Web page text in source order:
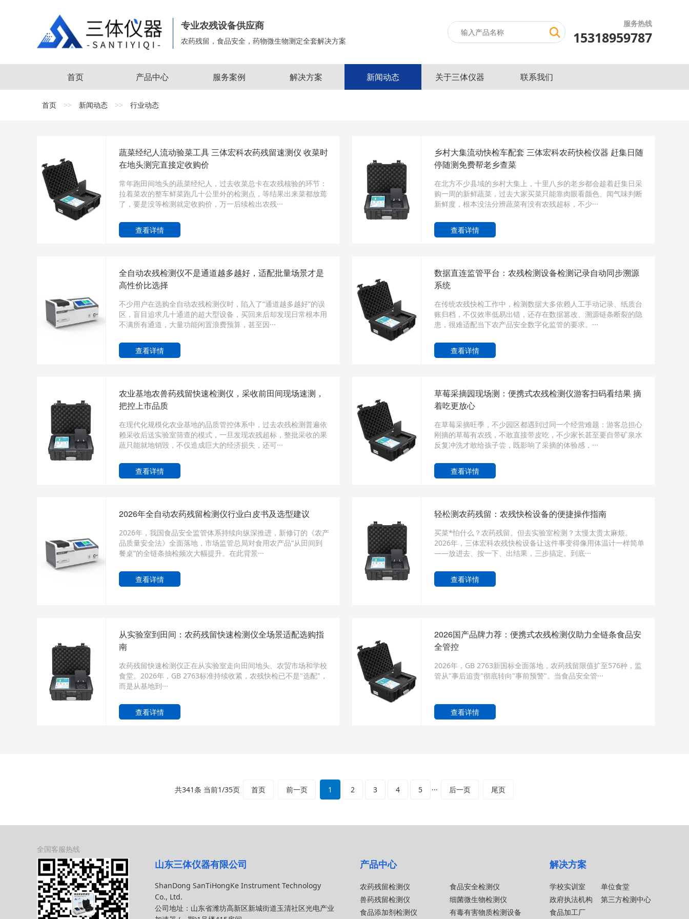
专业农残设备供应商
农药残留，食品安全，药物微生物测定全套解决方案
服务热线
15318959787
首页 产品中心 服务案例 解决方案 新闻动态 关于三体仪器 联系我们
首页 >> 新闻动态 >> 行业动态
蔬菜经纪人流动验菜工具 三体宏科农药残留速测仪 收菜时
在地头测完直接定收购价
常年跑田间地头的蔬菜经纪人，过去收菜总卡在农残核验的环节：
拉着菜农的整车鲜菜跑几十公里外的检测点，等结果出来菜都放蔫
了，要是没等检测就定收购价，万一后续检出农残···
查看详情
乡村大集流动快检车配套 三体宏科农药快检仪器 赶集日随
停随测免费帮老乡查菜
在北方不少县域的乡村大集上，十里八乡的老乡都会趁着赶集日采
购一周的新鲜蔬菜，过去大家买菜只能靠肉眼看颜色、闻气味判断
新鲜度，根本没法分辨蔬菜有没有农残超标，不少···
查看详情
全自动农残检测仪不是通道越多越好，适配批量场景才是
高性价比选择
不少用户在选购全自动农残检测仪时，陷入了“通道越多越好”的误
区，盲目追求几十通道的超大型设备，买回来后却发现日常根本用
不满所有通道，大量功能闲置浪费预算，甚至因···
查看详情
数据直连监管平台：农残检测设备检测记录自动同步溯源
系统
在传统农残快检工作中，检测数据大多依赖人工手动记录、纸质台
账归档，不仅效率低易出错，还存在数据篡改、溯源链条断裂的隐
患，很难适配当下农产品安全数字化监管的要求。···
查看详情
农业基地农兽药残留快速检测仪，采收前田间现场速测，
把控上市品质
在现代化规模化农业基地的品质管控体系中，过去农残检测普遍依
赖采收后送实验室筛查的模式，一旦发现农残超标，整批采收的果
蔬只能就地销毁，不仅造成巨大的经济损失，还可···
查看详情
草莓采摘园现场测：便携式农残检测仪游客扫码看结果 摘
着吃更放心
在草莓采摘旺季，不少园区都遇到过同一个经营难题：游客总担心
刚摘的草莓有农残，不敢直接带皮吃，不少家长甚至要自带矿泉水
反复冲洗才敢给孩子尝，既影响了采摘的体验感，···
查看详情
2026年全自动农药残留检测仪行业白皮书及选型建议
2026年，我国食品安全监管体系持续向纵深推进，新修订的《农产
品质量安全法》全面落地，市场监管总局对食用农产品“从田间到
餐桌”的全链条抽检频次大幅提升。在此背景···
查看详情
轻松测农药残留：农残快检设备的便捷操作指南
买菜*怕什么？农药残留。但去实验室检测？太慢太贵太麻烦。
2026年，三体宏科农残快检设备让这件事变得像用体温计一样简单
——放进去、按一下、出结果，三步搞定。到底···
查看详情
从实验室到田间：农药残留快速检测仪全场景适配选购指
南
农药残留快速检测仪正在从实验室走向田间地头、农贸市场和学校
食堂。2026年，GB 2763标准持续收紧，农残快检已不是"选配"，
而是从基地到···
查看详情
2026国产品牌力荐：便携式农残检测仪助力全链条食品安
全管控
2026年，GB 2763新国标全面落地，农药残留限值扩至576种，监
管从"事后追责"彻底转向"事前预警"。当食品安全管···
查看详情
共341条 当前1/35页 首页 前一页 1 2 3 4 5 ··· 后一页 尾页
全国客服热线
山东三体仪器有限公司
ShanDong SanTiHongKe Instrument Technology
Co., Ltd.
公司地址：山东省潍坊高新区新城街道玉清社区光电产业
产品中心
农药残留检测仪
食品安全检测仪
兽药残留检测仪
细菌微生物检测仪
食品添加剂检测仪
有毒有害物质检测设备
解决方案
学校实训室
单位食堂
政府执法机构
第三方检测中心
食品加工厂